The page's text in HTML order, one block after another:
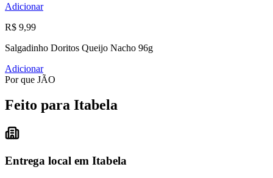
Adicionar
R$ 9,99
Salgadinho Doritos Queijo Nacho 96g
Adicionar
Por que JÃO
Feito para Itabela
Entrega local em Itabela